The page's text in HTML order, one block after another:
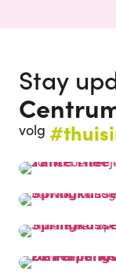
Stay
volg